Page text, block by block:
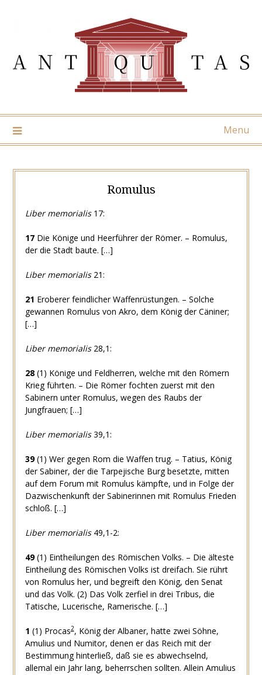
Menu
Romulus
Liber memorialis17:
17Die Könige und Heerführer der Römer. – Romulus,
der die Stadt baute. […]
Liber memorialis21:
21 Eroberer feindlicher Waffenrüstungen. – Solche
gewannen Romulus von Akro, dem König der Cäniner;
[…]
Liber memorialis28,1:
28(1) Könige und Feldherren, welche mit den Römern
Krieg führten. – Die Römer fochten zuerst mit den
Sabinern unter Romulus, wegen des Raubs der
Jungfrauen; […]
Liber memorialis39,1:
39(1) Wer gegen Rom die Waffen trug. – Tatius, König
der Sabiner, der die Tarpejische Burg besetzte, mitten
auf dem Forum mit Romulus kämpfte, und in Folge der
Dazwischenkunft der Sabinerinnen mit Romulus Frieden
schloß. […]
Liber memorialis49,1-2:
49(1) Eintheilungen des Römischen Volks. – Die älteste
Eintheilung des Römischen Volks ist dreifach. Sie rührt
von Romulus her, und begreift den König, den Senat
und das Volk. (2) Das Volk zerfiel in drei Tribus, die
Tatische, Lucerische, Ramerische. […]
1 (1) Procas2, König der Albaner, hatte zwei Söhne,
Amulius und Numitor, denen er das Reich mit der
Bestimmung hinterließ, daß sie es abwechselnd,
allemal ein Jahr lang, beherrschen sollten. Allein Amulius